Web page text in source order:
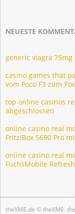
NEUESTE
generic viagra 75mg
casino games that
vom Poco F3 zum
top online casinos
abgeschlossen
online casino real
Fritz!Box 5690 Pro
online casino real
FuchsMobile
theXME.de © theXME.